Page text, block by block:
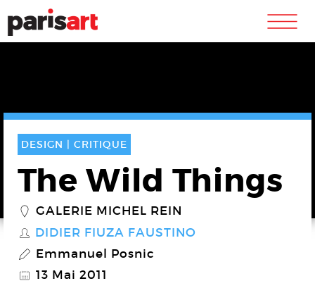
m
DESIGN | CRITIQUE
The Wild Things
_ GALERIE MICHEL REIN
S DIDIER FIUZA FAUSTINO
P Emmanuel Posnic
@ 13 Mai 2011